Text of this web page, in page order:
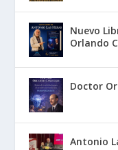
Nuevo
Orlando
Doctor
Antonio